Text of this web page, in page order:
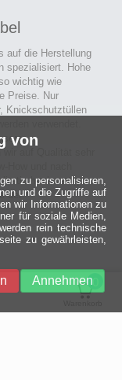
auf die Herstellung
spezialisiert. Hohe
wichtig wie
Preise. Nur
Knickschutztüllen
auf Qualität sehr
und nach
hochwertige
der
0
Ein halbes
Jahrhundert
technologische
von
zu personalisieren,
und die Zugriffe auf
wir Informationen zu
für soziale Medien,
rein technische
zu gewährleisten,
Annehmen